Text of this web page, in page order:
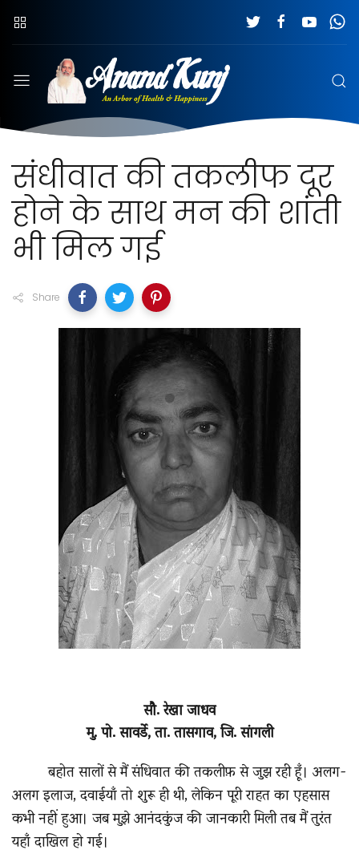
संधीवात की तकलीफ दूर
होने के साथ मन की शांती
भी मिल गई
Share
सौ. रेखा जाधव
मु. पो. सावर्डे, ता. तासगाव,जि. सांगली
बहोत सालों से मैं संधिवातकी तकलीफ़ से जुझ रही हूँ। अलग-
अलग इलाज, दवाईयाँ तो शुरू ही थी, लेकिन पूरी राहत का एहसास
कभी नहीं हुआ। जब मुझे आनंदकुंज की जानकारी मिली तब मैं तुरंत
यहाँ दाखिल हो गई।